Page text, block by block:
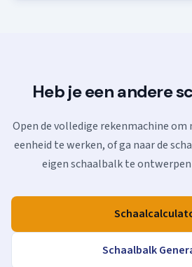
Heb je een andere
Open de volledige rekenmachine
eenheid te werken, of ga naar de
eigen schaalbalk te
Schaalbalk